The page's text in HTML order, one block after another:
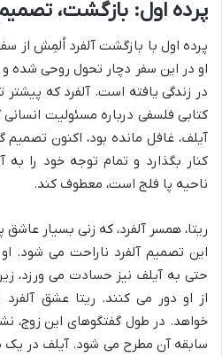
پرده اول: بازگشت،
پرده اول با بازگشت آلفرد اُلمِش از
او در این سفر دچار تحول روحی
در زندگی یافته است. آلفرد که
کتابی فلسفی درباره مسئولیت
آیلف، غافل مانده بود، اکنون
کنار بگذارد و تمام توجه خود را
ناحیه پا فلج است، معطوف کند.
ریتا، همسر آلفرد، که زنی بسیار
این تصمیم آلفرد ناراحت می شود. او
حتی به آیلف نیز حسادت می ورزد،
از او دور می کنند. ریتا عشق
خواهد. در طول گفتگوهای این زوج،
سابقه آن مطرح می شود. آیلف در یک